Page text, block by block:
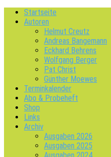
Startseite
Autoren
Helmut Creutz
Andreas Bangemann
Eckhard Behrens
Wolfgang Berger
Pat Christ
Günther Moewes
Terminkalender
Abo & Probeheft
Shop
Links
Archiv
Ausgaben 2026
Ausgaben 2025